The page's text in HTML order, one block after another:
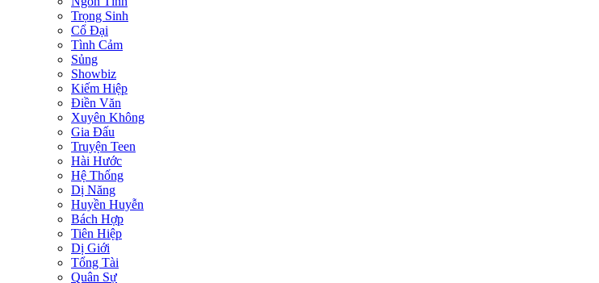
Trọng Sinh
Cổ Đại
Tình Cảm
Sủng
Showbiz
Kiếm Hiệp
Điền Văn
Xuyên Không
Gia Đấu
Truyện Teen
Hài Hước
Hệ Thống
Dị Năng
Huyền Huyễn
Bách Hợp
Tiên Hiệp
Dị Giới
Tổng Tài
Quân Sự